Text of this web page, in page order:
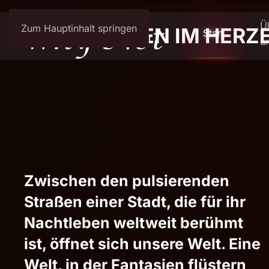
Zum Hauptinhalt springen Start
WILLKOMMEN IM
Zwischen den pulsierenden
Straßen einer Stadt, die für ihr
Nachtleben weltweit berühmt
ist, öffnet sich unsere Welt. Eine
Welt, in der Fantasien flüstern